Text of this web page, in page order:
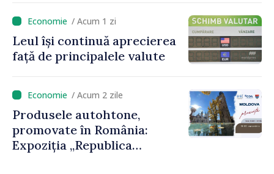
/ Acum 1 zi
Leul își continuă aprecierea
față de principalele valute
/ Acum 2 zile
Produsele autohtone,
promovate în România:
Expoziția „Republica